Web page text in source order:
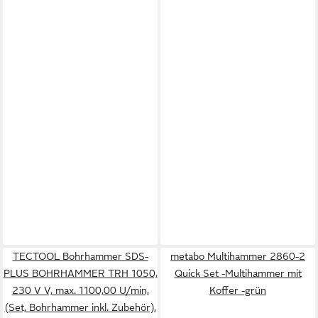
TECTOOL Bohrhammer SDS-
PLUS BOHRHAMMER TRH 1050,
230 V V, max. 1100,00 U/min,
(Set, Bohrhammer inkl. Zubehör),
metabo Multihammer 2860-2
Quick Set -Multihammer mit
Koffer -grün